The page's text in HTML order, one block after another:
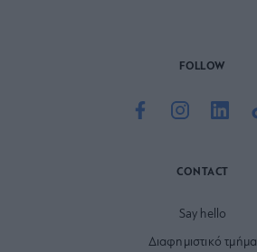
FOLLOW
CONTACT
Say hello
Διαφημιστικό τμήμα